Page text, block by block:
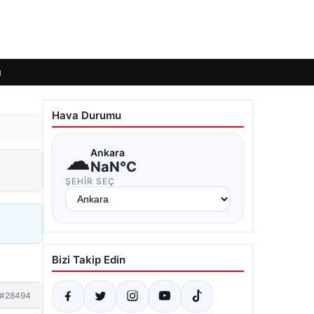
#28494
Hava Durumu
☁Ankara
NaN°C
ŞEHIR SEÇ
Bizi Takip Edin